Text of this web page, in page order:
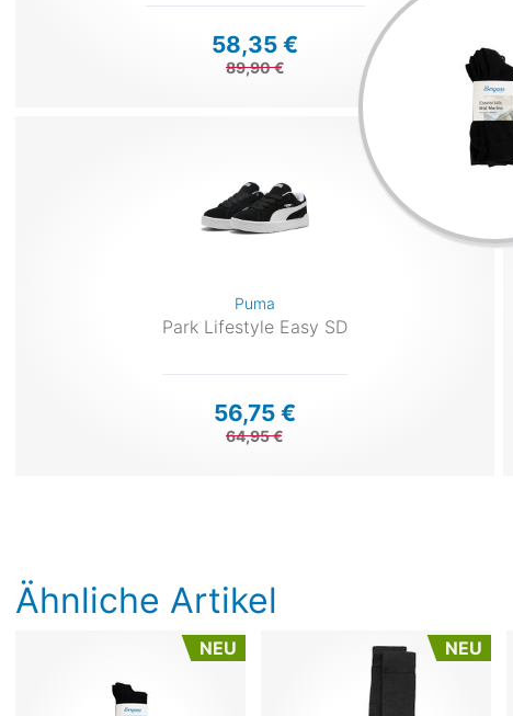
58,35 €
89,90 €
Puma
Park Lifestyle Easy SD
56,75 €
64,95 €
Ähnliche Artikel
NEU NEU